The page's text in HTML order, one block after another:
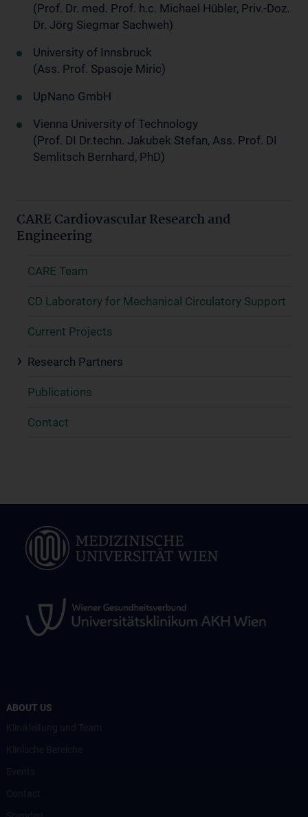
(Prof. Dr. med. Prof. h.c. Michael Hübler, Priv.-Doz.
Dr. Jörg Siegmar Sachweh)
University of Innsbruck
(Ass. Prof. Spasoje Miric)
UpNano GmbH
Vienna University of Technology
(Prof. DI Dr.techn. Jakubek Stefan, Ass. Prof. DI
Semlitsch Bernhard, PhD)
CARE Cardiovascular Research and
Engineering
CARE Team
CD Laboratory for Mechanical Circulatory Support
Current Projects
Research Partners
Publications
Contact
ABOUT US